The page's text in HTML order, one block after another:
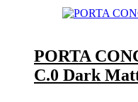
PORTA
C.0 Dark